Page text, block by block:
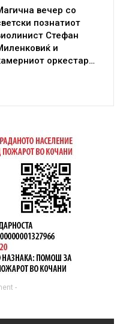
вечер со
познатиот
Стефан
и
оркестар…
-